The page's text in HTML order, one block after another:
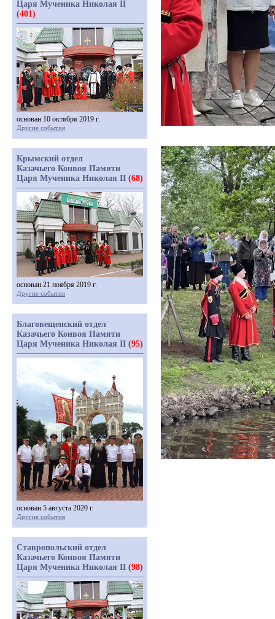
Царя Мученика Николая II
(401)
основан 10 октября 2019 г.
Другие события
Крымский отдел
Казачьего Конвоя Памяти
Царя Мученика Николая II (68)
основан 21 ноября 2019 г.
Другие события
Благовещенский отдел
Казачьего Конвоя Памяти
Царя Мученика Николая II (95)
основан 5 августа 2020 г.
Другие события
Ставропольский отдел
Казачьего Конвоя Памяти
Царя Мученика Николая II (98)